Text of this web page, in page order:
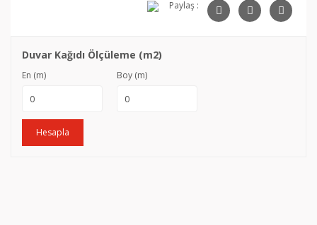
Paylaş :
Duvar Kağıdı Ölçüleme (m2)
En (m) Boy (m)
Hesapla